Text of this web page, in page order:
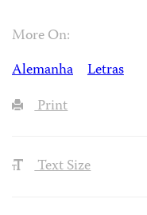
More On:
Alemanha
Letras
Print
Text Size